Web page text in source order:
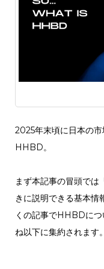
2025年末頃に日本の
HHBD。
まず本記事の冒頭で
きに説明できる基本情
くの記事でHHBDに
ね以下に集約されます。